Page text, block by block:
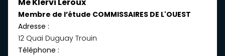
Membre de l’étude COMMISSAIRES DE L'OUEST
Adresse :
12 Quai Duguay Trouin
Téléphone :